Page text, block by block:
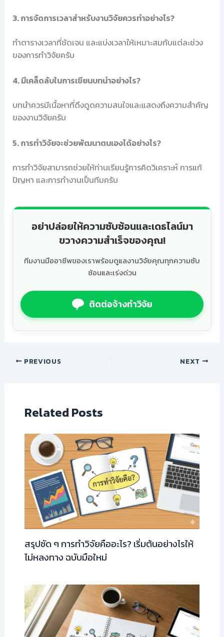
3. การจัดการเวลาสำหรับงานวิจัยควรทำอย่างไร?
ทำตารางเวลาที่ชัดเจน และแบ่งเวลาให้เหมาะสมกับแต่ละช่วง
ของการทำวิจัยครับ
4. มีเคล็ดลับในการเขียนบทนำอย่างไร?
บทนำควรมีเนื้อหาที่ดึงดูดความสนใจและแสดงถึงความสำคัญ
ของงานวิจัยครับ
5. การทำวิจัยจะช่วยพัฒนาตนเองได้อย่างไร?
การทำวิจัยสามารถช่วยให้ท่านเรียนรู้การคิดวิเคราะห์ การแก้
ปัญหา และการทำงานเป็นทีมครับ
อย่าปล่อยให้ความซับซ้อนและเดธไลน์มา
ขวางความสำเร็จของคุณ!
ทีมงานมืออาชีพของเราพร้อมดูแลงานวิจัยคุณทุกความซับ
ซ้อนและเร่งด่วน
ติดต่อจ้างทำวิจัย
PREVIOUS NEXT
Related Posts
สรุปชัด ๆ การทำวิจัยคืออะไร? เริ่มต้นอย่างไรให้
ไม่หลงทาง ฉบับมือใหม่